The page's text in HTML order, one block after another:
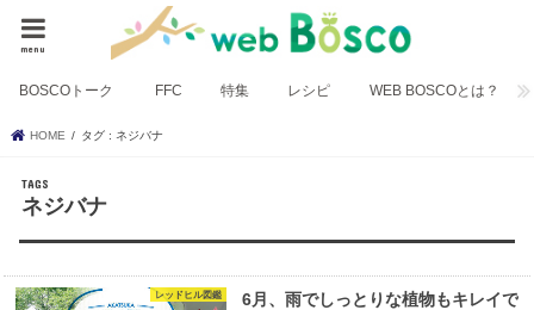
menu
BOSCOトーク FFC 特集 レシピ WEB BOSCOとは？
HOME タグ : ネジバナ
ネジバナ
レッドヒル図鑑
6月、雨でしっとりな植物もキレイで